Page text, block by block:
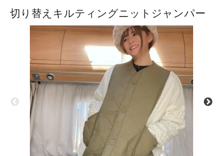
切り替えキルティングニットジャンパー